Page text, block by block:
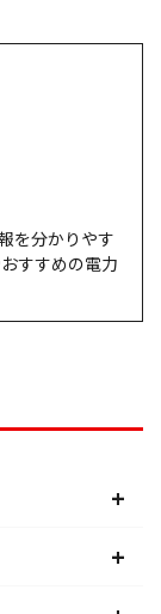
を分かりやす
すすめの電力